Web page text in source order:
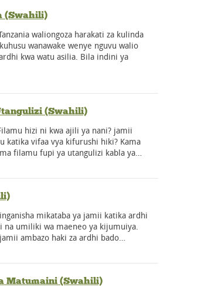
(Swahili)
waliongoza harakati za kulinda
wanawake wenye nguvu walio
kwa watu asilia. Bila indini ya
(Swahili)
hizi ni kwa ajili ya nani? jamii
katika vifaa vya kifurushi hiki? Kama
filamu fupi ya utangulizi kabla ya…
mikataba ya jamii katika ardhi
na umiliki wa maeneo ya kijumuiya.
ambazo haki za ardhi bado…
Matumaini (Swahili)